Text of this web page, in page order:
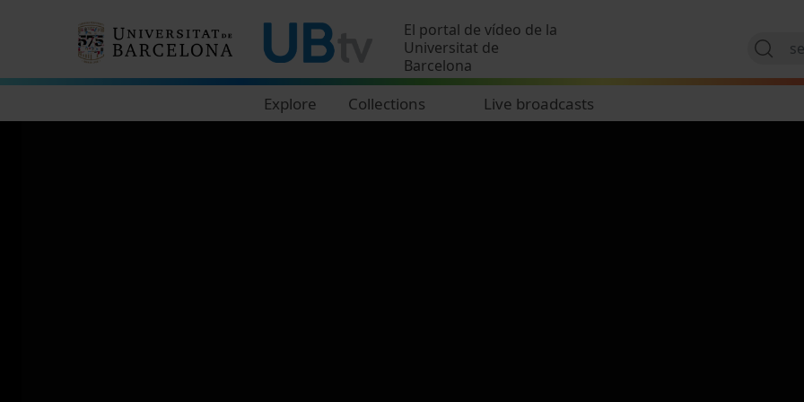
El portal de vídeo de la
Universitat de
Barcelona
Explore Collections Live broadcasts